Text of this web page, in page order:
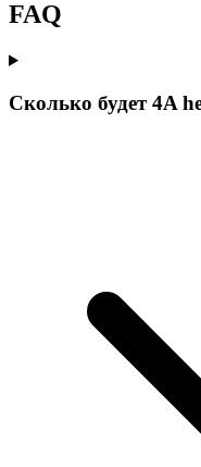
FAQ
Сколько будет 4A